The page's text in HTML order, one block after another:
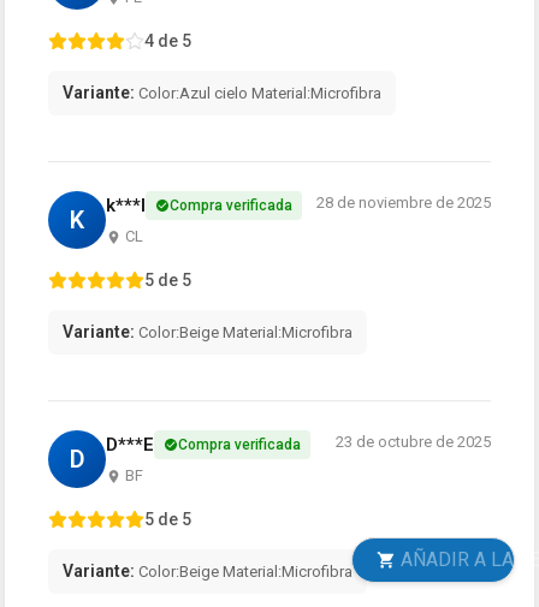
4 de 5
Variante: Color:Azul cielo Material:Microfibra
K k***l Compra verificada
CL
28 de noviembre de 2025
5 de 5
Variante: Color:Beige Material:Microfibra
D D***E Compra verificada
BF
23 de octubre de 2025
5 de 5
Variante: Color:Beige Material:Microfibra
AÑADIR A LA CESTA